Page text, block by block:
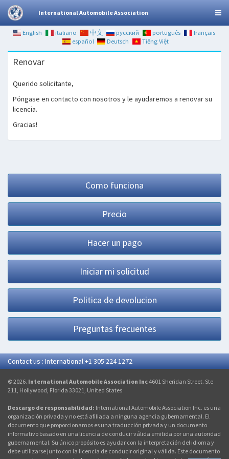
International Automobile Association
English italiano 中文 русский português
français
español
Deutsch Tiếng Việt
Renovar
Querido solicitante,
Póngase en contacto con nosotros y le ayudaremos a renovar su
licencia.
Gracias!
Como funciona
Precio
Hacer un pago
Iniciar mi solicitud
Politica de devolucion
Preguntas frecuentes
Contact us : International:+1 305 224 1272
© 2026. International Automobile Association Inc4601 Sheridan Street. Ste
211, Hollywood, Florida 33021, United States
Descargo de responsabilidad: International Automobile Association Inc. es una
organización privada y no está afiliada a ninguna agencia gubernamental. El
documento que proporcionamos es una traducción privada y un documento
informativo basado en una licencia de conducir válida emitida por una autoridad
gubernamental. Su único propósito es ayudar con la interpretación del idioma y
debe utilizarse junto con la licencia de conducir original y válida. Este documento